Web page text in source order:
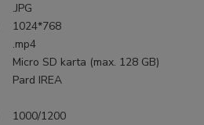
.JPG
1024*768
.mp4
Micro SD karta (max. 128 GB)
Pard IREA
1000/1200